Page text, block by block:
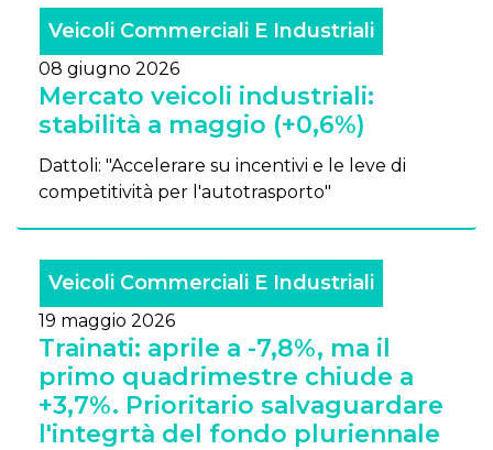
Veicoli Commerciali E Industriali
08 giugno 2026
Mercato veicoli industriali:
stabilità a maggio (+0,6%)
Dattoli: "Accelerare su incentivi e le leve di
competitività per l'autotrasporto"
Veicoli Commerciali E Industriali
19 maggio 2026
Trainati: aprile a -7,8%, ma il
primo quadrimestre chiude a
+3,7%. Prioritario salvaguardare
l'integrtà del fondo pluriennale